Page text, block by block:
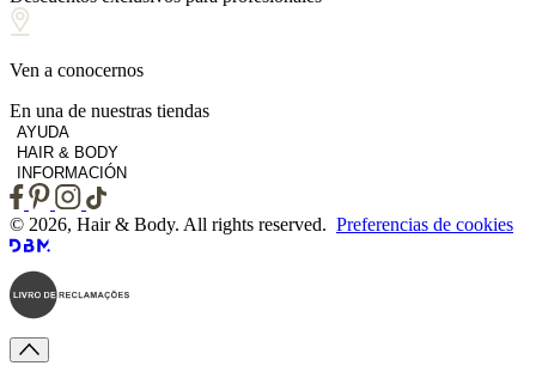
Ven a conocernos
En una de nuestras tiendas
AYUDA
HAIR & BODY
INFORMACIÓN
© 2026, Hair & Body. All rights reserved. Preferencias de cookies